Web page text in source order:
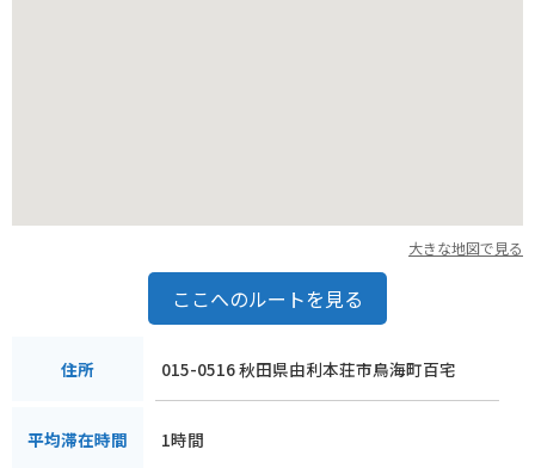
大きな地図で見る
ここへのルートを見る
住所 015-0516 秋田県由利本荘市鳥海町百宅
平均滞在時間 1時間